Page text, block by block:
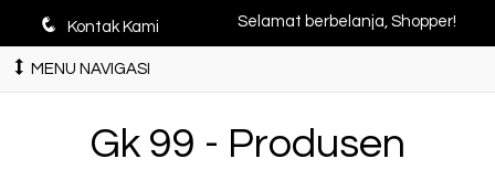
q Kontak Kami Selamat berbelanja, Shopper!
MENU NAVIGASI
Gk 99 - Produsen